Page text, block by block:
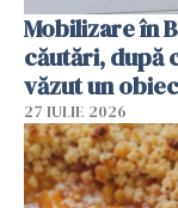
Mobilizare în
căutări, după
văzut un
27 IULIE 2026